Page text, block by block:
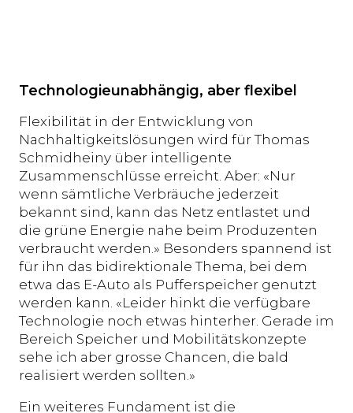
Technologieunabhängig, aber flexibel
Flexibilität in der Entwicklung von
Nachhaltigkeitslösungen wird für Thomas
Schmidheiny über intelligente
Zusammenschlüsse erreicht. Aber: «Nur
wenn sämtliche Verbräuche jederzeit
bekannt sind, kann das Netz entlastet und
die grüne Energie nahe beim Produzenten
verbraucht werden.» Besonders spannend ist
für ihn das bidirektionale Thema, bei dem
etwa das E-Auto als Pufferspeicher genutzt
werden kann. «Leider hinkt die verfügbare
Technologie noch etwas hinterher. Gerade im
Bereich Speicher und Mobilitätskonzepte
sehe ich aber grosse Chancen, die bald
realisiert werden sollten.»
Ein weiteres Fundament ist die